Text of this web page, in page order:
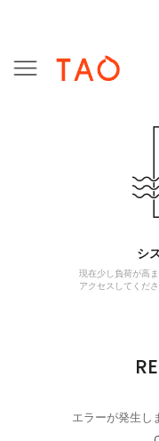
シ
現在少し負荷が高
アクセスしてくだ
エラーが発生し